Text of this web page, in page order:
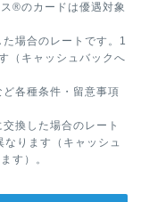
®のカードは優遇対象
場合のレートです。1
（キャッシュバックへ
各種条件・留意事項
換した場合のレート
ります（キャッシュ
す）。